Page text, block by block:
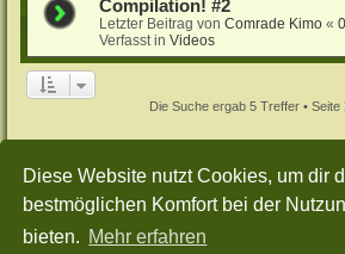
Diese Website nutzt Cookies, um dir
bestmöglichen Komfort bei der
bieten. Mehr erfahren
Compilation! #2
Letzter Beitrag vonComrade Kimo «
Verfasst inVideos
Die Suche ergab 5 Treffer • Seite
Sudden-Strike-Maps.de Hauptseite Foren-
Powered byphpBB® Forum Software © phpBB Limited